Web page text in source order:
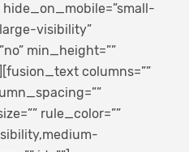
visibility”
min_height=””
columns=””
rule_color=””